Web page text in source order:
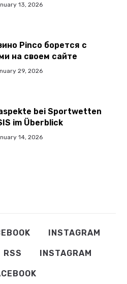
13, 2026
Pinco борется с
на своем сайте
29, 2026
bei Sportwetten
im Überblick
14, 2026
INSTAGRAM
RSS INSTAGRAM